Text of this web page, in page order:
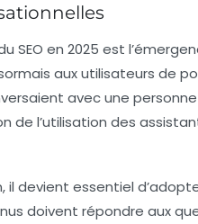
SEO en 2025 est
aux utilisateurs de
avec une
de l’utilisation des
devient essentiel
doivent répondre aux